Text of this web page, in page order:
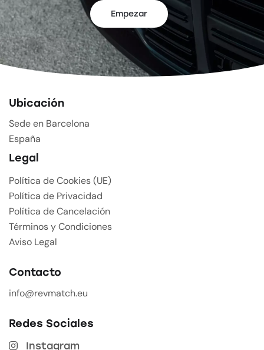
Empezar
Ubicación
Sede en Barcelona
España
Legal
Política de Cookies (UE)
Política de Privacidad
Política de Cancelación
Términos y Condiciones
Aviso Legal
Contacto
info@revmatch.eu
Redes Sociales
Instagram